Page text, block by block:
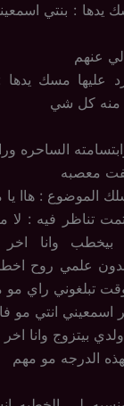
يدها : بنتي
عنهم
عليها مسك
منه كل شي
الساحره
معصبه
الموضوع : هاا يا
تناظر فيه : لا
بيخطب وانا
علمي روح
تبلغوني راي مو
اسمعيني انتي مو
بيتزوج وانا
الدرجه مو مهم